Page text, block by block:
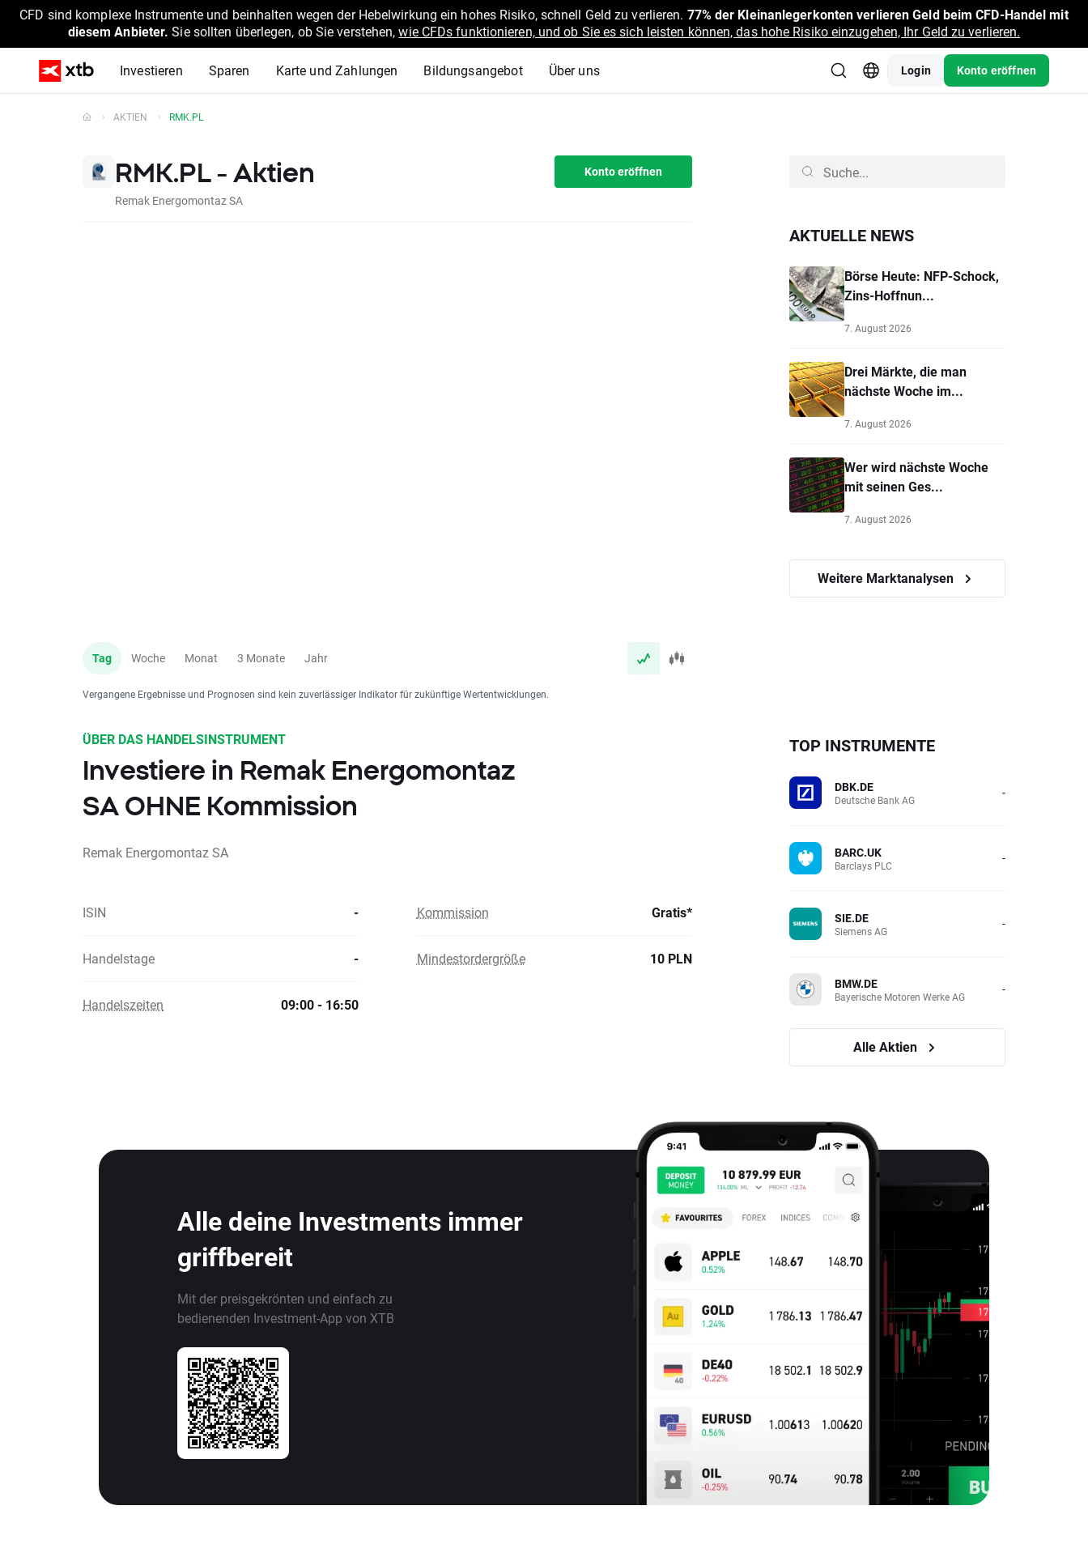
CFD sind komplexe Instrumente und beinhalten wegen der Hebelwirkung ein hohes Risiko, schnell Geld zu verlieren. 77% der Kleinanlegerkonten verlieren Geld beim CFD-Handel mit
diesem Anbieter. Sie sollten überlegen, ob Sie verstehen,wie CFDs funktionieren, und ob Sie es sich leisten können, das hohe Risiko einzugehen, Ihr Geld zu verlieren.
Investieren Sparen Karte und Zahlungen Bildungsangebot Über uns Login Konto eröffnen
AKTIEN RMK.PL
RMK.PL - Aktien
Remak Energomontaz SA
Konto eröffnen
Tag Woche Monat 3 Monate Jahr
Vergangene Ergebnisse und Prognosen sind kein zuverlässiger Indikator für zukünftige Wertentwicklungen.
AKTUELLE NEWS
Börse Heute: NFP-Schock,
Zins-Hoffnun...
7. August 2026
Drei Märkte, die man
nächste Woche im...
7. August 2026
Wer wird nächste Woche
mit seinen Ges...
7. August 2026
Weitere Marktanalysen
ÜBER DAS HANDELSINSTRUMENT
Investiere in Remak Energomontaz
SA OHNE Kommission
Remak Energomontaz SA
ISIN - Kommission Gratis*
Handelstage - Mindestordergröße 10 PLN
Handelszeiten 09:00 - 16:50
TOP INSTRUMENTE
DBK.DE
Deutsche Bank AG -
BARC.UK
Barclays PLC -
SIE.DE
Siemens AG -
BMW.DE
Bayerische Motoren Werke AG -
Alle Aktien
Alle deine Investments immer
griffbereit
Mit der preisgekrönten und einfach zu
bedienenden Investment-App von XTB